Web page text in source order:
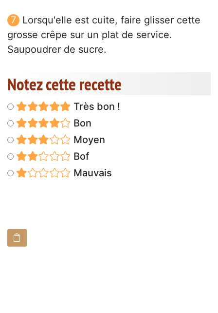
Lorsqu'elle est cuite, faire glisser cette
grosse crêpe sur un plat de service.
Saupoudrer de sucre.
Notez cette recette
Très bon !
Bon
Moyen
Bof
Mauvais